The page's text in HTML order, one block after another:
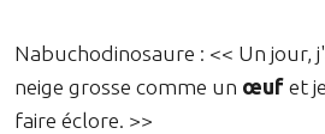
Nabuchodinosaure : << Un jour,
neige grosse comme un œuf et
faire éclore. >>